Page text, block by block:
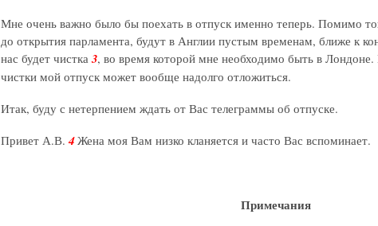
Мне очень важно было бы поехать в отпуск именно теперь. Помимо
до открытия парламента, будут в Англии пустым временам, ближе к
нас будет чистка3, во время которой мне необходимо быть в Лондоне.
чистки мой отпуск может вообще надолго отложиться.
Итак, буду с нетерпением ждать от Вас телеграммы об отпуске.
Привет А.В.4Жена моя Вам низко кланяется и часто Вас вспоминает.
Примечания